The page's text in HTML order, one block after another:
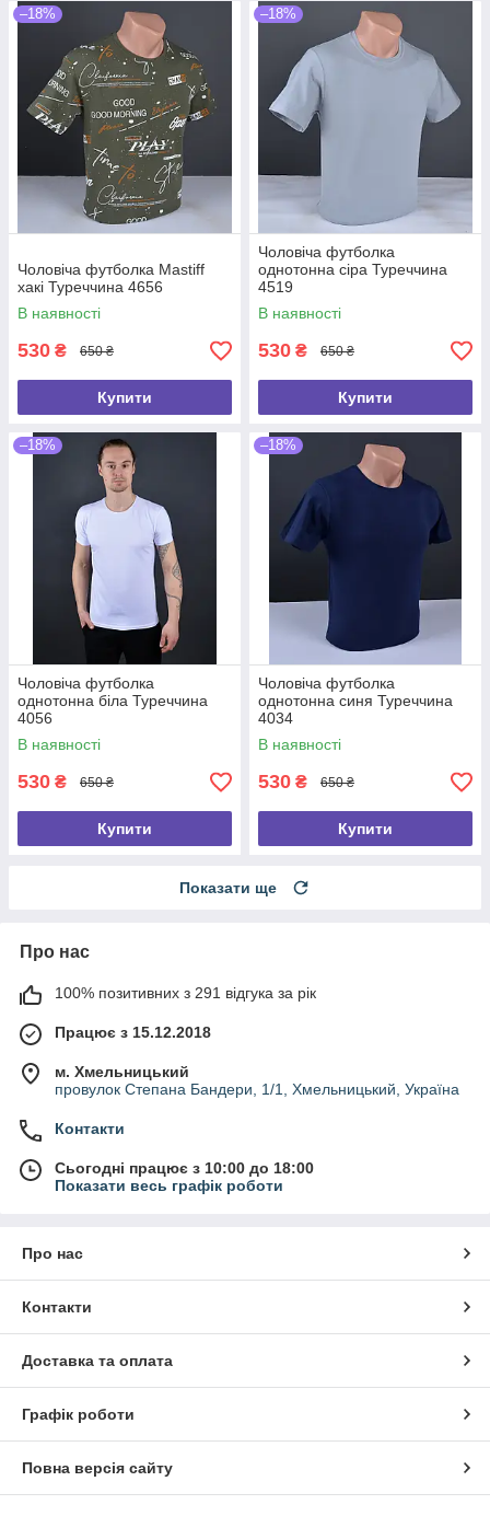
–18%
Чоловіча футболка Mastiff
хакі Туреччина 4656
В наявності
530 ₴ 650 ₴
Купити
–18%
Чоловіча футболка
однотонна сіра Туреччина
4519
В наявності
530 ₴ 650 ₴
Купити
–18%
Чоловіча футболка
однотонна біла Туреччина
4056
В наявності
530 ₴ 650 ₴
Купити
–18%
Чоловіча футболка
однотонна синя Туреччина
4034
В наявності
530 ₴ 650 ₴
Купити
Показати ще
Про нас
100% позитивних з 291 відгука за рік
Працює з 15.12.2018
м. Хмельницький
провулок Степана Бандери, 1/1, Хмельницький, Україна
Контакти
Сьогодні працює з 10:00 до 18:00
Показати весь графік роботи
Про нас
Контакти
Доставка та оплата
Графік роботи
Повна версія сайту